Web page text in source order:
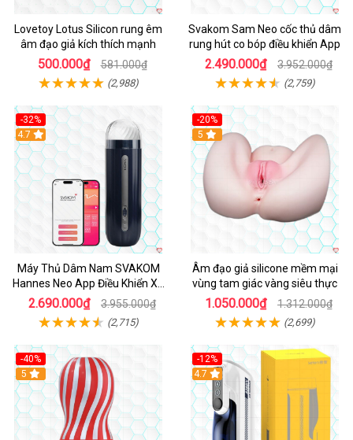
Lovetoy Lotus Silicon rung êm
âm đạo giả kích thích mạnh
500.000₫ 581.000₫
(2,988)
Svakom Sam Neo cốc thủ dâm
rung hút co bóp điều khiển App
2.490.000₫ 3.952.000₫
(2,759)
-32%
Hot
4.7
Máy Thủ Dâm Nam SVAKOM
Hannes Neo App Điều Khiển Xa
Cao Cấp
2.690.000₫ 3.955.000₫
(2,715)
-20%
Hot
5
Âm đạo giả silicone mềm mại
vùng tam giác vàng siêu thực
1.050.000₫ 1.312.000₫
(2,699)
-40%
Hot
5
-12%
Hot
4.7